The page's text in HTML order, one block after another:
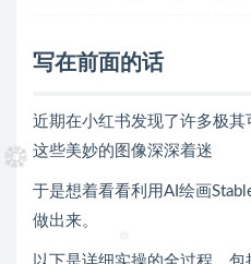
写在前面的话
近期在小红书发现了许多极
这些美妙的图像深深着迷
于是想着看看利用AI绘画
做出来。